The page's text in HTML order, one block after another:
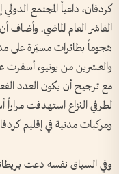
كردفان، داعياً المجتمع
هجوماً بطائرات مسيّرة على
مع ترجيح أن يكون العدد
لطرفي النزاع استهدفت
ومركبات مدنية في إقليم
وفي السياق نفسه دعت